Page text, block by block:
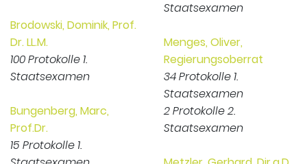
Brodowski, Dominik, Prof.
Dr. LL.M.
100 Protokolle 1.
Staatsexamen
Bungenberg, Marc,
Prof.Dr.
15 Protokolle 1.
Staatsexamen
Menges, Oliver,
Regierungsoberrat
34 Protokolle 1.
Staatsexamen
2 Protokolle 2.
Staatsexamen